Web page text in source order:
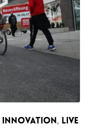
INNOVATION, LIVE